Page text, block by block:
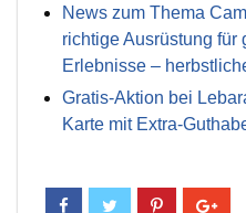
News zum Thema
richtige Ausrüstung für
Erlebnisse –
Gratis-Aktion bei
Karte mit Extra-